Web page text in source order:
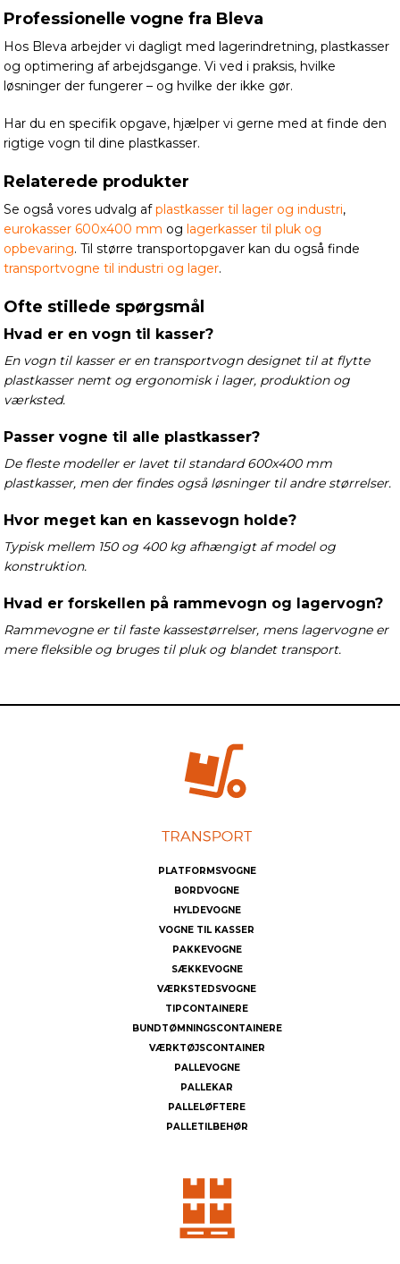
Professionelle vogne fra Bleva
Hos Bleva arbejder vi dagligt med lagerindretning, plastkasser
og optimering af arbejdsgange. Vi ved i praksis, hvilke
løsninger der fungerer – og hvilke der ikke gør.
Har du en specifik opgave, hjælper vi gerne med at finde den
rigtige vogn til dine plastkasser.
Relaterede produkter
Se også vores udvalg afplastkasser til lager og industri,
eurokasser 600x400 mm oglagerkasser til pluk og
opbevaring. Til større transportopgaver kan du også finde
transportvogne til industri og lager.
Ofte stillede spørgsmål
Hvad er en vogn til kasser?
En vogn til kasser er en transportvogn designet til at flytte
plastkasser nemt og ergonomisk i lager, produktion og
værksted.
Passer vogne til alle plastkasser?
De fleste modeller er lavet til standard 600x400 mm
plastkasser, men der findes også løsninger til andre størrelser.
Hvor meget kan en kassevogn holde?
Typisk mellem 150 og 400 kg afhængigt af model og
konstruktion.
Hvad er forskellen på rammevogn og lagervogn?
Rammevogne er til faste kassestørrelser, mens lagervogne er
mere fleksible og bruges til pluk og blandet transport.
PLATFORMSVOGNE
BORDVOGNE
HYLDEVOGNE
VOGNE TIL KASSER
PAKKEVOGNE
SÆKKEVOGNE
VÆRKSTEDSVOGNE
TIPCONTAINERE
BUNDTØMNINGSCONTAINERE
VÆRKTØJSCONTAINER
PALLEVOGNE
PALLEKAR
PALLELØFTERE
PALLETILBEHØR